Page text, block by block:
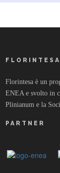
FLORINTESA
Florintesa è un
ENEA e svolto in
Plinianum e la
PARTNER